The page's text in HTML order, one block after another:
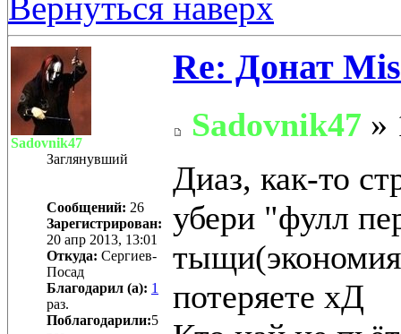
Вернуться наверх
Sadovnik47
Заглянувший
Сообщений: 26
Зарегистрирован:
20 апр 2013, 13:01
Откуда: Сергиев-
Посад
Благодарил (а): 1
раз.
Поблагодарили:5
Re: Донат
Sadovnik47 »
Диаз, как-то
убери "фулл
потеряете хД